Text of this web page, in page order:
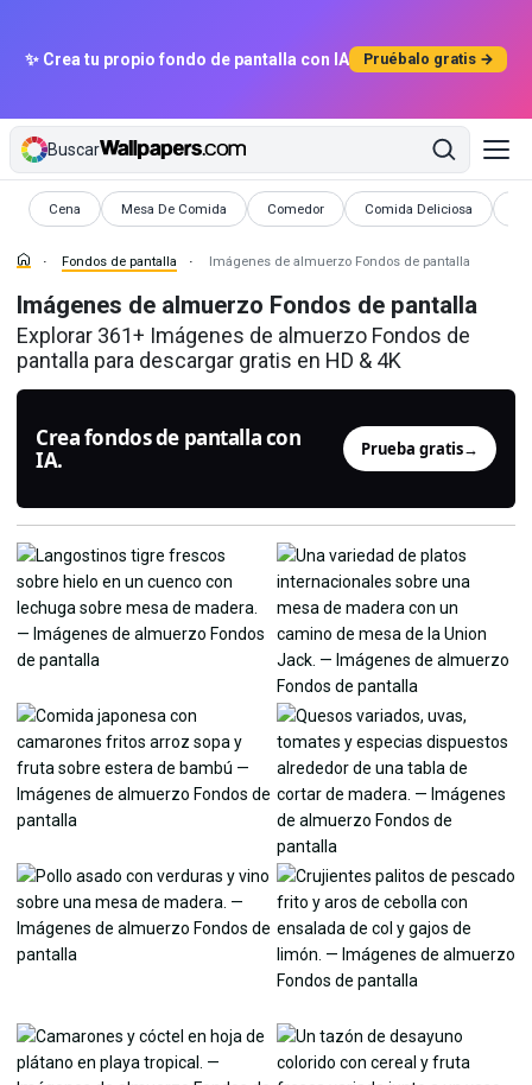
✨ Crea tu propio fondo de pantalla con IA Pruébalo gratis →
Buscar
Cena
Fondos de pantallaMesa De Comida
Fondos de pantalla Comedor
Fondos de pantallaComida Deliciosa
Fondos de pantalla
Fondos de pantalla Imágenes de almuerzo Fondos de pantalla
Imágenes de almuerzo Fondos de pantalla
Explorar 361+ Imágenes de almuerzo Fondos de
pantalla para descargar gratis en HD & 4K
Crea fondos de pantalla con
IA.
Prueba gratis→